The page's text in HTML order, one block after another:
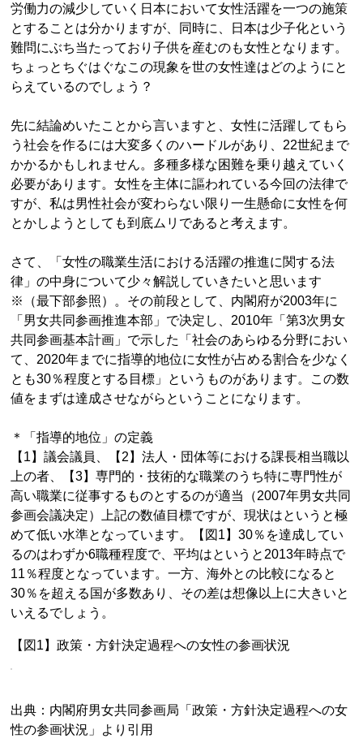
労働力の減少していく日本において女性活躍を一つの施策
とすることは分かりますが、同時に、日本は少子化という
難問にぶち当たっており子供を産むのも女性となります。
ちょっとちぐはぐなこの現象を世の女性達はどのようにと
らえているのでしょう？
先に結論めいたことから言いますと、女性に活躍してもら
う社会を作るには大変多くのハードルがあり、22世紀まで
かかるかもしれません。多種多様な困難を乗り越えていく
必要があります。女性を主体に謳われている今回の法律で
すが、私は男性社会が変わらない限り一生懸命に女性を何
とかしようとしても到底ムリであると考えます。
さて、「女性の職業生活における活躍の推進に関する法
律」の中身について少々解説していきたいと思います
※（最下部参照）。その前段として、内閣府が2003年に
「男女共同参画推進本部」で决定し、2010年「第3次男女
共同参画基本計画」で示した「社会のあらゆる分野におい
て、2020年までに指導的地位に女性が占める割合を少なく
とも30％程度とする目標」というものがあります。この数
値をまずは達成させながらということになります。
＊「指導的地位」の定義
【1】議会議員、【2】法人・団体等における課長相当職以
上の者、【3】専門的・技術的な職業のうち特に専門性が
高い職業に従事するものとするのが適当（2007年男女共同
参画会議决定）上記の数値目標ですが、現状はというと極
めて低い水準となっています。【図1】30％を達成してい
るのはわずか6職種程度で、平均はというと2013年時点で
11％程度となっています。一方、海外との比較になると
30％を超える国が多数あり、その差は想像以上に大きいと
いえるでしょう。
【図1】政策・方針決定過程への女性の参画状況
出典：内閣府男女共同参画局「政策・方針決定過程への女
性の参画状況」より引用